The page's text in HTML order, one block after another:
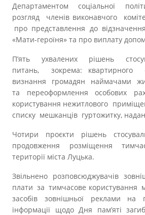
Департаментом соціальної
розгляд членів виконавчого
про представлення до
«Мати-героїня» та про виплату
П’ять ухвалених рішень
питань, зокрема: квартирного
визнання громадян наймачами
та переоформлення особових
користування нежитлового
списку мешканців гуртожитку,
Чотири проєкти рішень
продовження розміщення
території міста Луцька.
Звільнено розповсюджувачів
плати за тимчасове користування
засобів зовнішньої реклами на
інформації щодо Дня пам’яті